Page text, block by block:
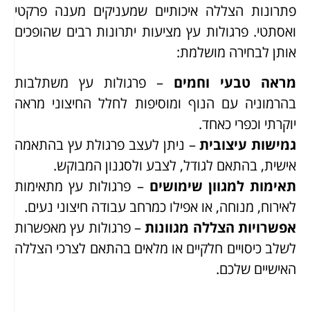
פתרונות הצללה איכותיים שמעניקים מענה פרקטי
ואסתטי. פרגולות עץ מציעות יתרונות רבים שהופכים
אותן לבחירה מושלמת:
מראה טבעי וחמים – פרגולות עץ משתלבות
בהרמוניה עם הנוף ומוסיפות לחלל החיצוני מראה
יוקרתי וכפרי כאחד.
גמישות עיצובית– ניתן לעצב פרגולת עץ בהתאמה
אישית, בהתאם לגודל, לצבע ולסגנון המבוקש.
תאימות למגוון שימושים – פרגולות עץ מתאימות
לאירוח, מנוחה, או אפילו כמרחב עבודה חיצוני נעים.
אפשרויות הצללה מגוונות– פרגולות עץ מאפשרות
לשלב כיסויים חלקיים או מלאים בהתאם לצרכי הצללה
האישיים שלכם.